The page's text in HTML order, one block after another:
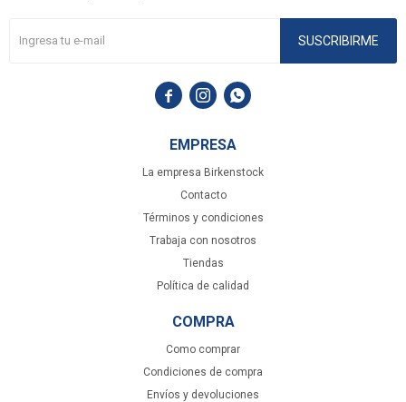
EMPRESA
La empresa Birkenstock
Contacto
Términos y condiciones
Trabaja con nosotros
Tiendas
Política de calidad
COMPRA
Como comprar
Condiciones de compra
Envíos y devoluciones
SUSCRIBIRME
  